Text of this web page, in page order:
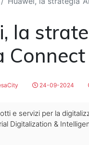
la
24-09-2024
e servizi per la
Digitalization &